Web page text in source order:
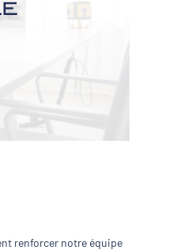
renforcer notre équipe